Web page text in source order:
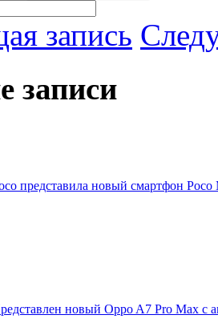
запись
записи
представила новый смартфон
новый Oppo A7 Pro Max с